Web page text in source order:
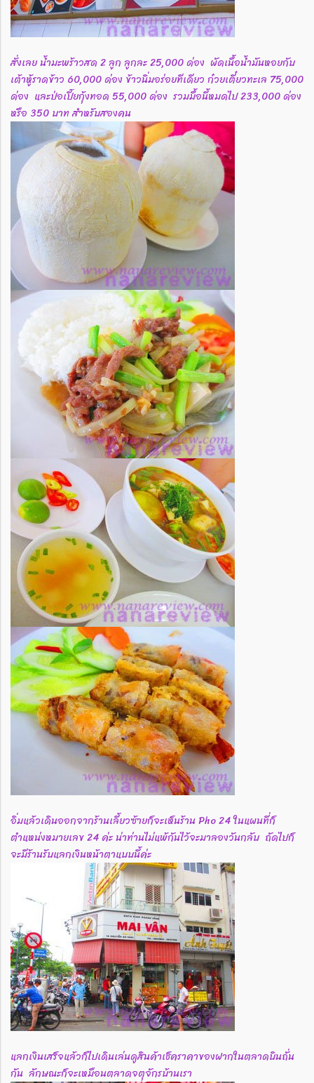
สั่งเลย น้ำมะพร้าวสด 2 ลูก ลูกละ 25,000 ด่อง ผัดเนื้อน้ำมันหอยกับ
เต้าหู้ราดข้าว 60,000 ด่อง ข้าวนิ่มอร่อยทีเดียว ก๋วยเตี๋ยวทะเล 75,000
ด่อง และป่อเปี๊ยกุ้งทอด 55,000 ด่อง รวมมื้อนี้หมดไป 233,000 ด่อง
หรือ 350 บาท สำหรับสองคน
อิ่มแล้วเดินออกจากร้านเลี้ยวซ้ายก็จะเห็นร้าน Pho 24 ในแผนที่ก็
ตำแหน่งหมายเลข 24 ค่ะ น่าท่านไม่แพ้กันไว้จะมาลองวันกลับ ถัดไปก็
จะมีร้านรับแลกเงินหน้าตาแบบนี้ค่ะ
แลกเงินเสร็จแล้วก็ไปเดินเล่นดูสินค้าเช็คราคาของฝากในตลาดบินถั่น
กัน ลักษณะก็จะเหมือนตลาดจตุจักรบ้านเรา